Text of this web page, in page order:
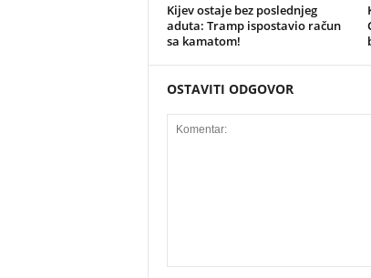
Kijev ostaje bez poslednjeg
aduta: Tramp ispostavio račun
sa kamatom!
OSTAVITI ODGOVOR